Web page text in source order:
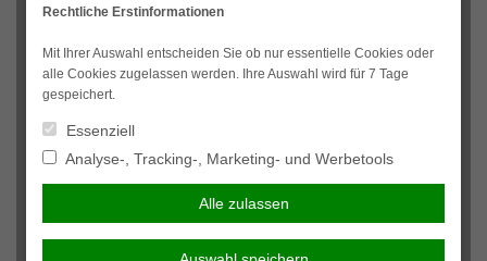
Selbst der gutmütigste Hund kann in einer
Schaden zufügen. Da das Bürgerliche Gesetzbuch in
diesem Fall die vollständige Haftung des beteiligten
Hundehalters vorsieht, können schnell Beträge entstehen,
die dieser nicht ohne Weiteres aufbringen kann. Um einer
für jeden Hundehalter eine Hundehaftpflichtversicherung
Rechtliche Erstinformationen
Mit Ihrer Auswahl entscheiden Sie ob nur essentielle Cookies oder
alle Cookies zugelassen werden. Ihre Auswahl wird für 7 Tage
gespeichert.
Essenziell
Analyse-, Tracking-, Marketing- und Werbetools
Alle zulassen